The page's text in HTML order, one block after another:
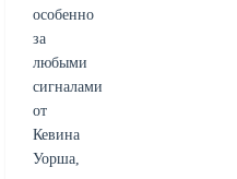
особенно
за
любыми
сигналами
от
Кевина
Уорша,